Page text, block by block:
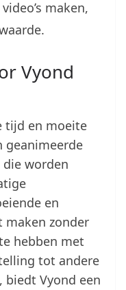
maken,
Vyond
tijd en moeite
geanimeerde
die worden
en
maken zonder
hebben met
tot andere
Vyond een